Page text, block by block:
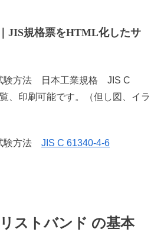
規格票をHTML化したサ
験方法 日本工業規格 JIS C
、印刷可能です。（但し図、イラ
験方法 JIS C 61340-4-6
ストバンド の基本